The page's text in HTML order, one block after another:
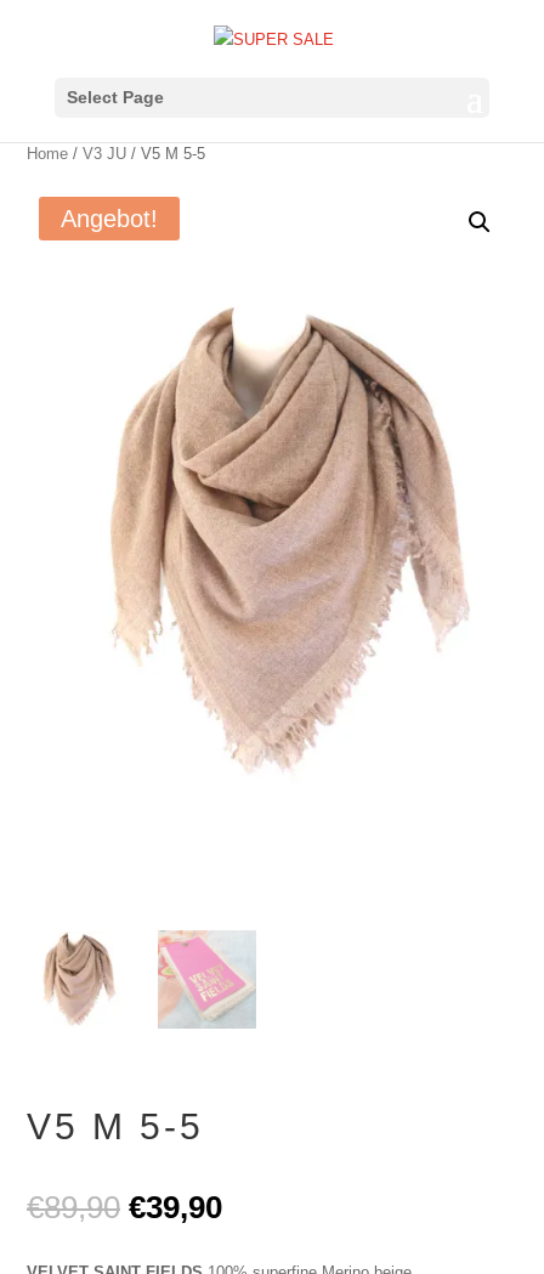
Select Page
Home / V3 JU / V5 M 5-5
Angebot!
V5 M 5-5
€89,90 Ursprünglicher
Preis
war:
€39,90Aktueller
ist: